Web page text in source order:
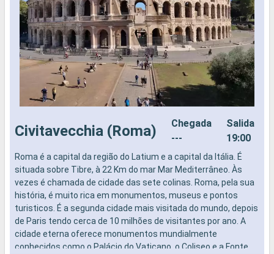
Civitavecchia (Roma)
Chegada
---
Salida
19:00
Roma é a capital da região do Latium e a capital da Itália. É
situada sobre Tibre, à 22 Km do mar Mar Mediterrâneo. Às
vezes é chamada de cidade das sete colinas. Roma, pela sua
história, é muito rica em monumentos, museus e pontos
turisticos. É a segunda cidade mais visitada do mundo, depois
de Paris tendo cerca de 10 milhões de visitantes por ano. A
cidade eterna oferece monumentos mundialmente
conhecidos como o Palácio do Vaticano, o Coliseo e a Fonte